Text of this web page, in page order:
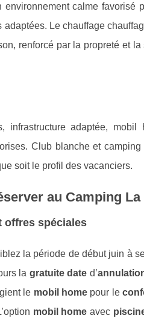
calme favorisé
Le chauffage
renforcé par la propreté et
infrastructure adaptée,
Club blanche et
soit le profil des vacanciers.
au Camping
offres spéciales
la période de début juin à
la gratuite date d’
le mobil home pour le
mobil home avec